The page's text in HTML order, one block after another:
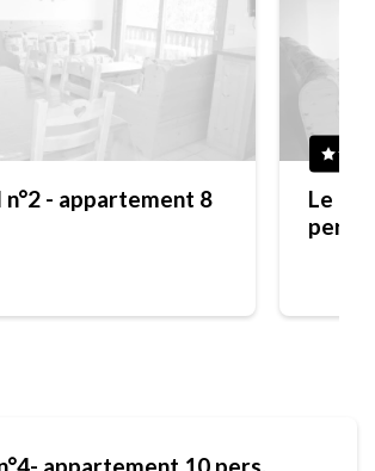
n°2 - appartement 8
Le
pers.